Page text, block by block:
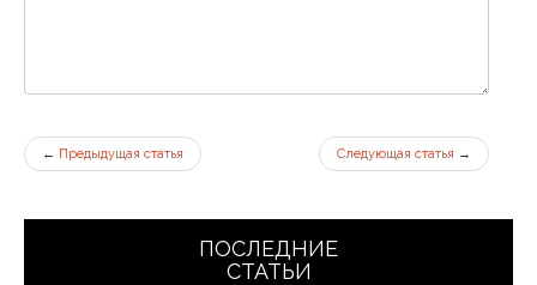
← Предыдущая статья Следующая статья →
ПОСЛЕДНИЕ
СТАТЬИ